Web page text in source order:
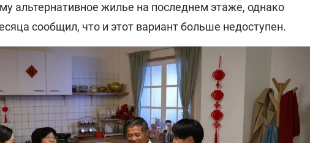
альтернативное жилье на последнем этаже, однако
сообщил, что и этот вариант больше недоступен.